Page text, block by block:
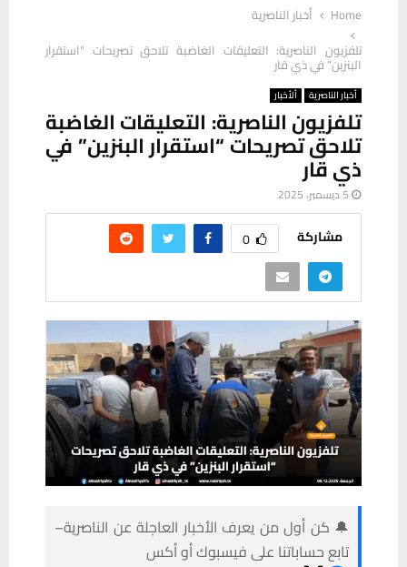
Home
أخبار الناصرية
تلفزيون الناصرية: التعليقات الغاضبة تلاحق تصريحات “استقرار
البنزين” في ذي قار
أخبار الناصرية ألأخبار
تلفزيون الناصرية: التعليقات الغاضبة
تلاحق تصريحات “استقرار البنزين” في
ذي قار
5 ديسمبر، 2025
مشاركة 0
🔔 كن أول من يعرف الأخبار العاجلة عن الناصرية–
تابع حساباتنا على فيسبوك أو أكس